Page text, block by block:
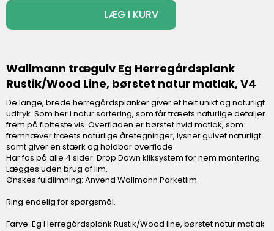
LÆG I KURV
Wallmann trægulv Eg Herregårdsplank
Rustik/Wood Line, børstet natur matlak, V4
De lange, brede herregårdsplanker giver et helt unikt og naturligt
udtryk. Som her i natur sortering, som får træets naturlige detaljer
frem på flotteste vis. Overfladen er børstet hvid matlak, som
fremhæver træets naturlige åretegninger, lysner gulvet naturligt
samt giver en stærk og holdbar overflade.
Har fas på alle 4 sider. Drop Down kliksystem for nem montering.
Lægges uden brug af lim.
Ønskes fuldlimning: Anvend Wallmann Parketlim.
Ring endelig for spørgsmål.
Farve: Eg Herregårdsplank Rustik/Wood line, børstet natur matlak